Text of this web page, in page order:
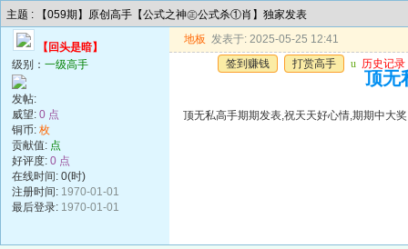
主题 : 【059期】原创高手【公式之神㊣公式杀①肖】独家发表
【回头是暗】
级别： 一级高手
发帖:
威望: 0 点
铜币: 枚
贡献值: 点
好评度: 0 点
在线时间: 0(时)
注册时间: 1970-01-01
最后登录: 1970-01-01
地板 发表于: 2025-05-25 12:41
签到赚钱
打赏高手 u 历史记录
顶无
顶无私高手期期发表,祝天天好心情,期期中大